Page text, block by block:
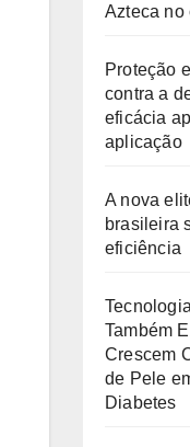
Azteca no
Proteção
contra a
eficácia
aplicação
A nova
brasileira
eficiência
Também
Crescem
de Pele
Diabetes